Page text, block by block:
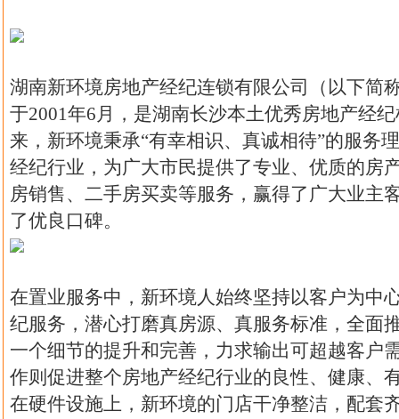
湖南新环境房地产经纪连锁有限公司（以下简
于2001年6月，是湖南长沙本土优秀房地产经
来，新环境秉承“有幸相识、真诚相待”的服务
经纪行业，为广大市民提供了专业、优质的房
房销售、二手房买卖等服务，赢得了广大业主
了优良口碑。
在置业服务中，新环境人始终坚持以客户为中
纪服务，潜心打磨真房源、真服务标准，全面
一个细节的提升和完善，力求输出可超越客户
作则促进整个房地产经纪行业的良性、健康、
在硬件设施上，新环境的门店干净整洁，配套